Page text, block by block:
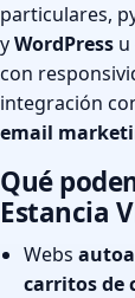
particulares,
yWordPress u
con
integración
email
Qué
Estancia
Webs
carritos de